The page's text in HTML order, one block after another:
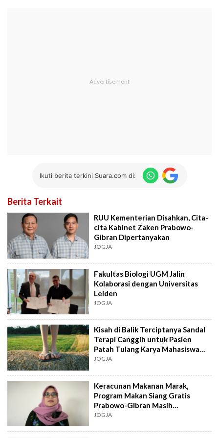
Ikuti berita terkini Suara.com di:
Berita Terkait
RUU Kementerian Disahkan, Cita-
cita Kabinet Zaken Prabowo-
Gibran Dipertanyakan
JOGJA
Fakultas Biologi UGM Jalin
Kolaborasi dengan Universitas
Leiden
JOGJA
Kisah di Balik Terciptanya Sandal
Terapi Canggih untuk Pasien
Patah Tulang Karya Mahasiswa
UGM
JOGJA
Keracunan Makanan Marak,
Program Makan Siang Gratis
Prabowo-Gibran Masih
Menyisakan Banyak PR
JOGJA